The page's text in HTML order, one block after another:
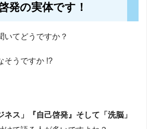
発の実体です！
いてどうですか？
そうですか !?
ネス」『自己啓発』そして「洗脳」